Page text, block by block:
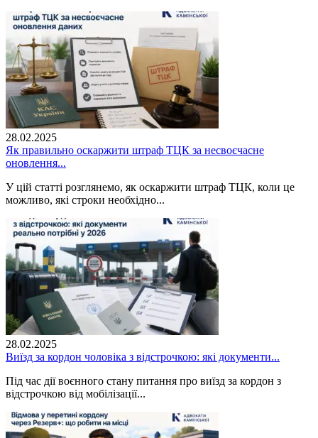
28.02.2025
Як правильно оскаржити штраф ТЦК за несвоєчасне
оновлення...
У цій статті розглянемо, як оскаржити штраф ТЦК, коли це
можливо, які строки необхідно...
28.02.2025
Виїзд за кордон чоловіка з відстрочкою: які документи...
Під час дії воєнного стану питання про виїзд за кордон з
відстрочкою від мобілізації...